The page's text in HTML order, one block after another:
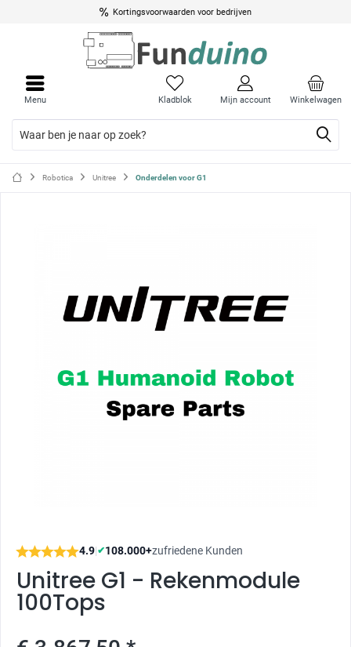
Kortingsvoorwaarden voor bedrijven
Winkelwagen
Kladblok Mijn account
Menu
Robotica Unitree Onderdelen voor G1
4.9|✔108.000+zufriedene Kunden
Unitree G1 - Rekenmodule
100Tops